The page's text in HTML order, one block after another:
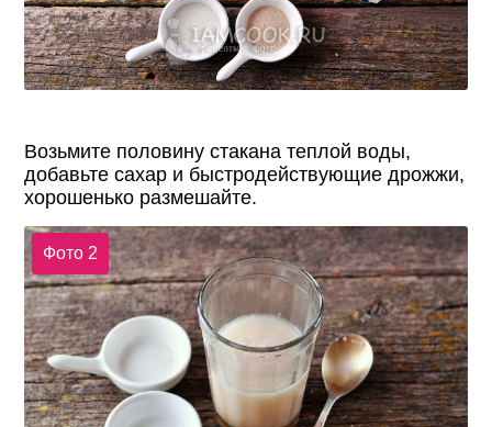
Возьмите половину стакана теплой воды,
добавьте сахар и быстродействующие дрожжи,
хорошенько размешайте.
Фото 2